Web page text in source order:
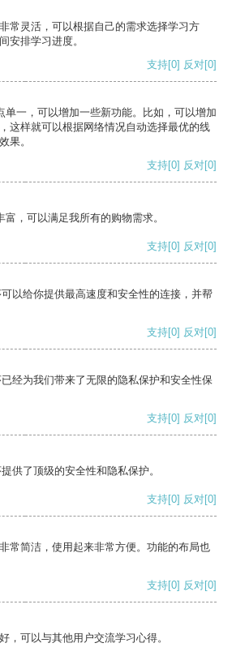
常灵活，可以根据自己的需求选择学习方
安排学习进度。
支持[0] 反对[0]
单一，可以增加一些新功能。比如，可以增加
这样就可以根据网络情况自动选择最优的线
果。
支持[0] 反对[0]
，可以满足我所有的购物需求。
支持[0] 反对[0]
以给你提供最高速度和安全性的连接，并帮
支持[0] 反对[0]
经为我们带来了无限的隐私保护和安全性保
支持[0] 反对[0]
供了顶级的安全性和隐私保护。
支持[0] 反对[0]
常简洁，使用起来非常方便。功能的布局也
支持[0] 反对[0]
，可以与其他用户交流学习心得。